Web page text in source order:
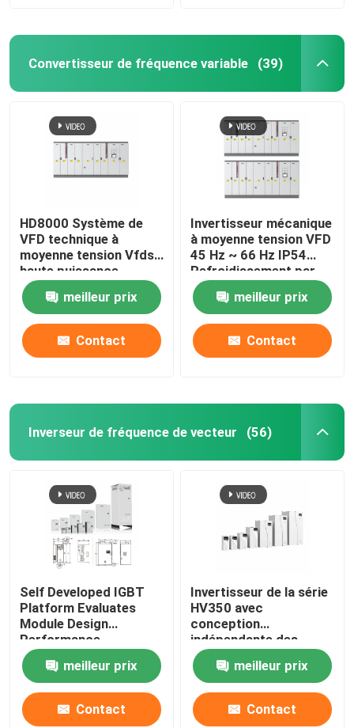
À la maison
Produits
Vidéos
À propos de nous
Visite de l'usine
Contrôle de la qualité
Nous contacter
Nouvelles
Convertisseur de fréquence variable (39)
HD8000 Système de
VFD technique à
moyenne tension Vfds
haute puissance
meilleur prix
Contact
Invertisseur mécanique
à moyenne tension VFD
45 Hz ~ 66 Hz IP54
Refroidissement par
liquide
meilleur prix
Contact
Inverseur de fréquence de vecteur (56)
Self Developed IGBT
Platform Evaluates
Module Design
Performance
meilleur prix
Contact
Invertisseur de la série
HV350 avec
conception
indépendante des
conduits d'air et
protocole de
communication
Modbus RTU
50Hz/60Hz±5% de
meilleur prix
Contact